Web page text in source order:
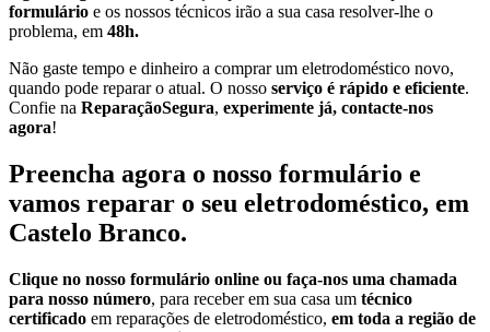
formulário e os nossos técnicos irão a sua casa resolver-lhe o
problema, em 48h.
Não gaste tempo e dinheiro a comprar um eletrodoméstico novo,
quando pode reparar o atual. O nosso serviço é rápido e eficiente.
Confie na ReparaçãoSegura, experimente já, contacte-nos
agora!
Preencha agora o nosso formulário e
vamos reparar o seu eletrodoméstico, em
Castelo Branco.
Clique no nosso formulário online ou faça-nos uma chamada
para nosso número, para receber em sua casa um técnico
certificado em reparações de eletrodoméstico, em toda a região de